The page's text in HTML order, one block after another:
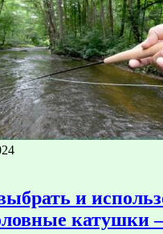
и
катушки